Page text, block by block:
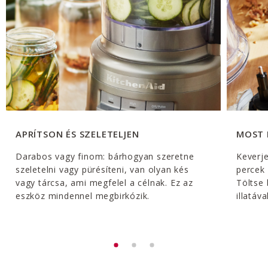
APRÍTSON ÉS SZELETELJEN
Darabos vagy finom: bárhogyan szeretne
szeletelni vagy pürésíteni, van olyan kés
vagy tárcsa, ami megfelel a célnak. Ez az
eszköz mindennel megbirkózik.
MOST
Töltse